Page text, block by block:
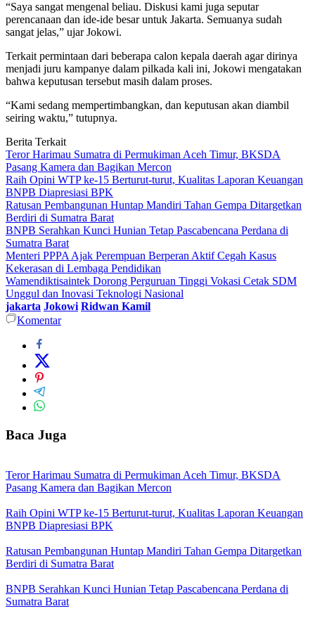
“Saya sangat mengenal beliau. Diskusi kami juga seputar
perencanaan dan ide-ide besar untuk Jakarta. Semuanya sudah
sangat jelas,” ujar Jokowi.
Terkait permintaan dari beberapa calon kepala daerah agar dirinya
menjadi juru kampanye dalam pilkada kali ini, Jokowi mengatakan
bahwa keputusan tersebut masih dalam proses.
“Kami sedang mempertimbangkan, dan keputusan akan diambil
seiring waktu,” tutupnya.
Berita Terkait
Teror Harimau Sumatra di Permukiman Aceh Timur, BKSDA
Pasang Kamera dan Bagikan Mercon
Raih Opini WTP ke-15 Berturut-turut, Kualitas Laporan Keuangan
BNPB Diapresiasi BPK
Ratusan Pembangunan Huntap Mandiri Tahan Gempa Ditargetkan
Berdiri di Sumatra Barat
BNPB Serahkan Kunci Hunian Tetap Pascabencana Perdana di
Sumatra Barat
Menteri PPPA Ajak Perempuan Berperan Aktif Cegah Kasus
Kekerasan di Lembaga Pendidikan
Wamendiktisaintek Dorong Perguruan Tinggi Vokasi Cetak SDM
Unggul dan Inovasi Teknologi Nasional
jakarta Jokowi Ridwan Kamil
Komentar
Baca Juga
Teror Harimau Sumatra di Permukiman Aceh Timur, BKSDA
Pasang Kamera dan Bagikan Mercon
Raih Opini WTP ke-15 Berturut-turut, Kualitas Laporan Keuangan
BNPB Diapresiasi BPK
Ratusan Pembangunan Huntap Mandiri Tahan Gempa Ditargetkan
Berdiri di Sumatra Barat
BNPB Serahkan Kunci Hunian Tetap Pascabencana Perdana di
Sumatra Barat